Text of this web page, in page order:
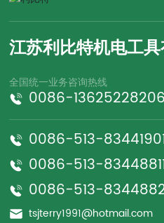
江苏利比特机电工
全国统一业务咨询热线
0086-13625228206
0086-513-
0086-513-
0086-513-
tsjterry1991@hotmail.com